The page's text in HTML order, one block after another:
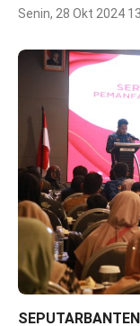
Senin, 28 Okt 2024